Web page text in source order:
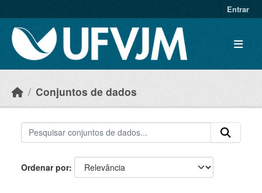
Entrar
Conjuntos de dados
Ordenar por